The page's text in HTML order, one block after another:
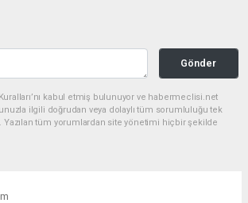
Gönder
kabul etmiş bulunuyor ve habermeclisi.net
ilgili doğrudan veya dolaylı tüm sorumluluğu tek
Yazılan tüm yorumlardan site yönetimi hiçbir şekilde